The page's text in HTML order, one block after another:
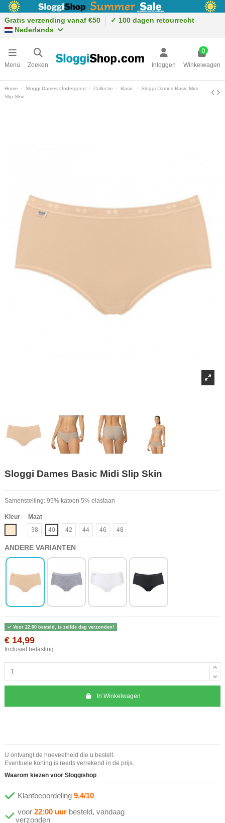
Gratis verzending vanaf €50
✓ 100 dagen retourrecht
Nederlands
Menu Zoeken Inloggen
0
Winkelwagen
Home Sloggi Dames Ondergoed Collectie Basic
Sloggi Dames Basic Midi
Slip Skin
Sloggi Dames Basic Midi Slip Skin
Samenstelling: 95% katoen 5% elastaan
Kleur
Maat
38
40 42 44 46 48
ANDERE VARIANTEN
Voor 22:00 besteld, is zelfde dag verzonden!
€ 14,99
Inclusief belasting
In Winkelwagen
U ontvangt de hoeveelheid die u bestelt.
Eventuele korting is reeds verrekend in de prijs.
Waarom kiezen voor Sloggishop
Klantbeoordeling 9,4/10
voor 22:00 uur besteld, vandaag
verzonden